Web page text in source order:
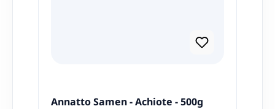
Annatto Samen - Achiote - 500g